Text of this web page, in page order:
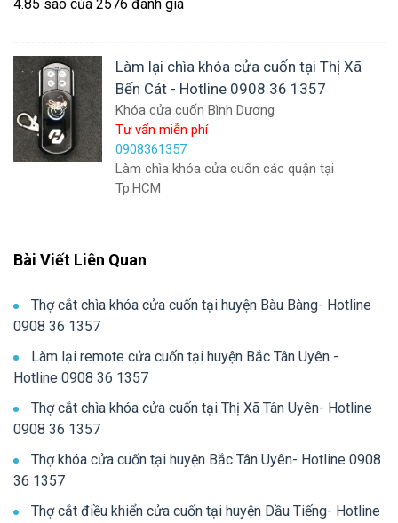
4.85 sao của 2576 đánh giá
Làm lại chìa khóa cửa cuốn tại Thị Xã
Bến Cát - Hotline 0908 36 1357
Khóa cửa cuốn Bình Dương
Tư vấn miễn phí
0908361357
Làm chìa khóa cửa cuốn các quận tại
Tp.HCM
Bài Viết Liên Quan
Thợ cắt chìa khóa cửa cuốn tại huyện Bàu Bàng- Hotline
0908 36 1357
Làm lại remote cửa cuốn tại huyện Bắc Tân Uyên -
Hotline 0908 36 1357
Thợ cắt chìa khóa cửa cuốn tại Thị Xã Tân Uyên- Hotline
0908 36 1357
Thợ khóa cửa cuốn tại huyện Bắc Tân Uyên- Hotline 0908
36 1357
Thợ cắt điều khiển cửa cuốn tại huyện Dầu Tiếng- Hotline